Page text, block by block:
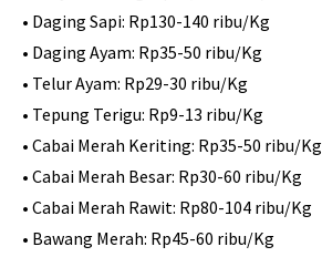
•⁠ ⁠Daging Sapi: Rp130-140 ribu/Kg
•⁠ ⁠Daging Ayam: Rp35-50 ribu/Kg
•⁠ ⁠Telur Ayam: Rp29-30 ribu/Kg
•⁠ ⁠Tepung Terigu: Rp9-13 ribu/Kg
•⁠ ⁠Cabai Merah Keriting: Rp35-50 ribu/Kg
•⁠ ⁠Cabai Merah Besar: Rp30-60 ribu/Kg
•⁠ ⁠Cabai Merah Rawit: Rp80-104 ribu/Kg
•⁠ ⁠Bawang Merah: Rp45-60 ribu/Kg